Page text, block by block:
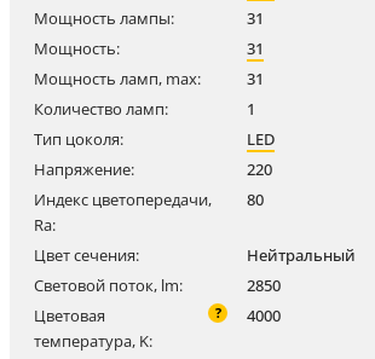
Мощность лампы:
31
Мощность:
31
Мощность ламп, max:
31
Количество ламп:
1
Тип цоколя:
LED
Напряжение:
220
Индекс цветопередачи,
Ra:
80
Цвет сечения:
Нейтральный
Световой поток, lm:
2850
Цветовая
температура, K:
? 4000